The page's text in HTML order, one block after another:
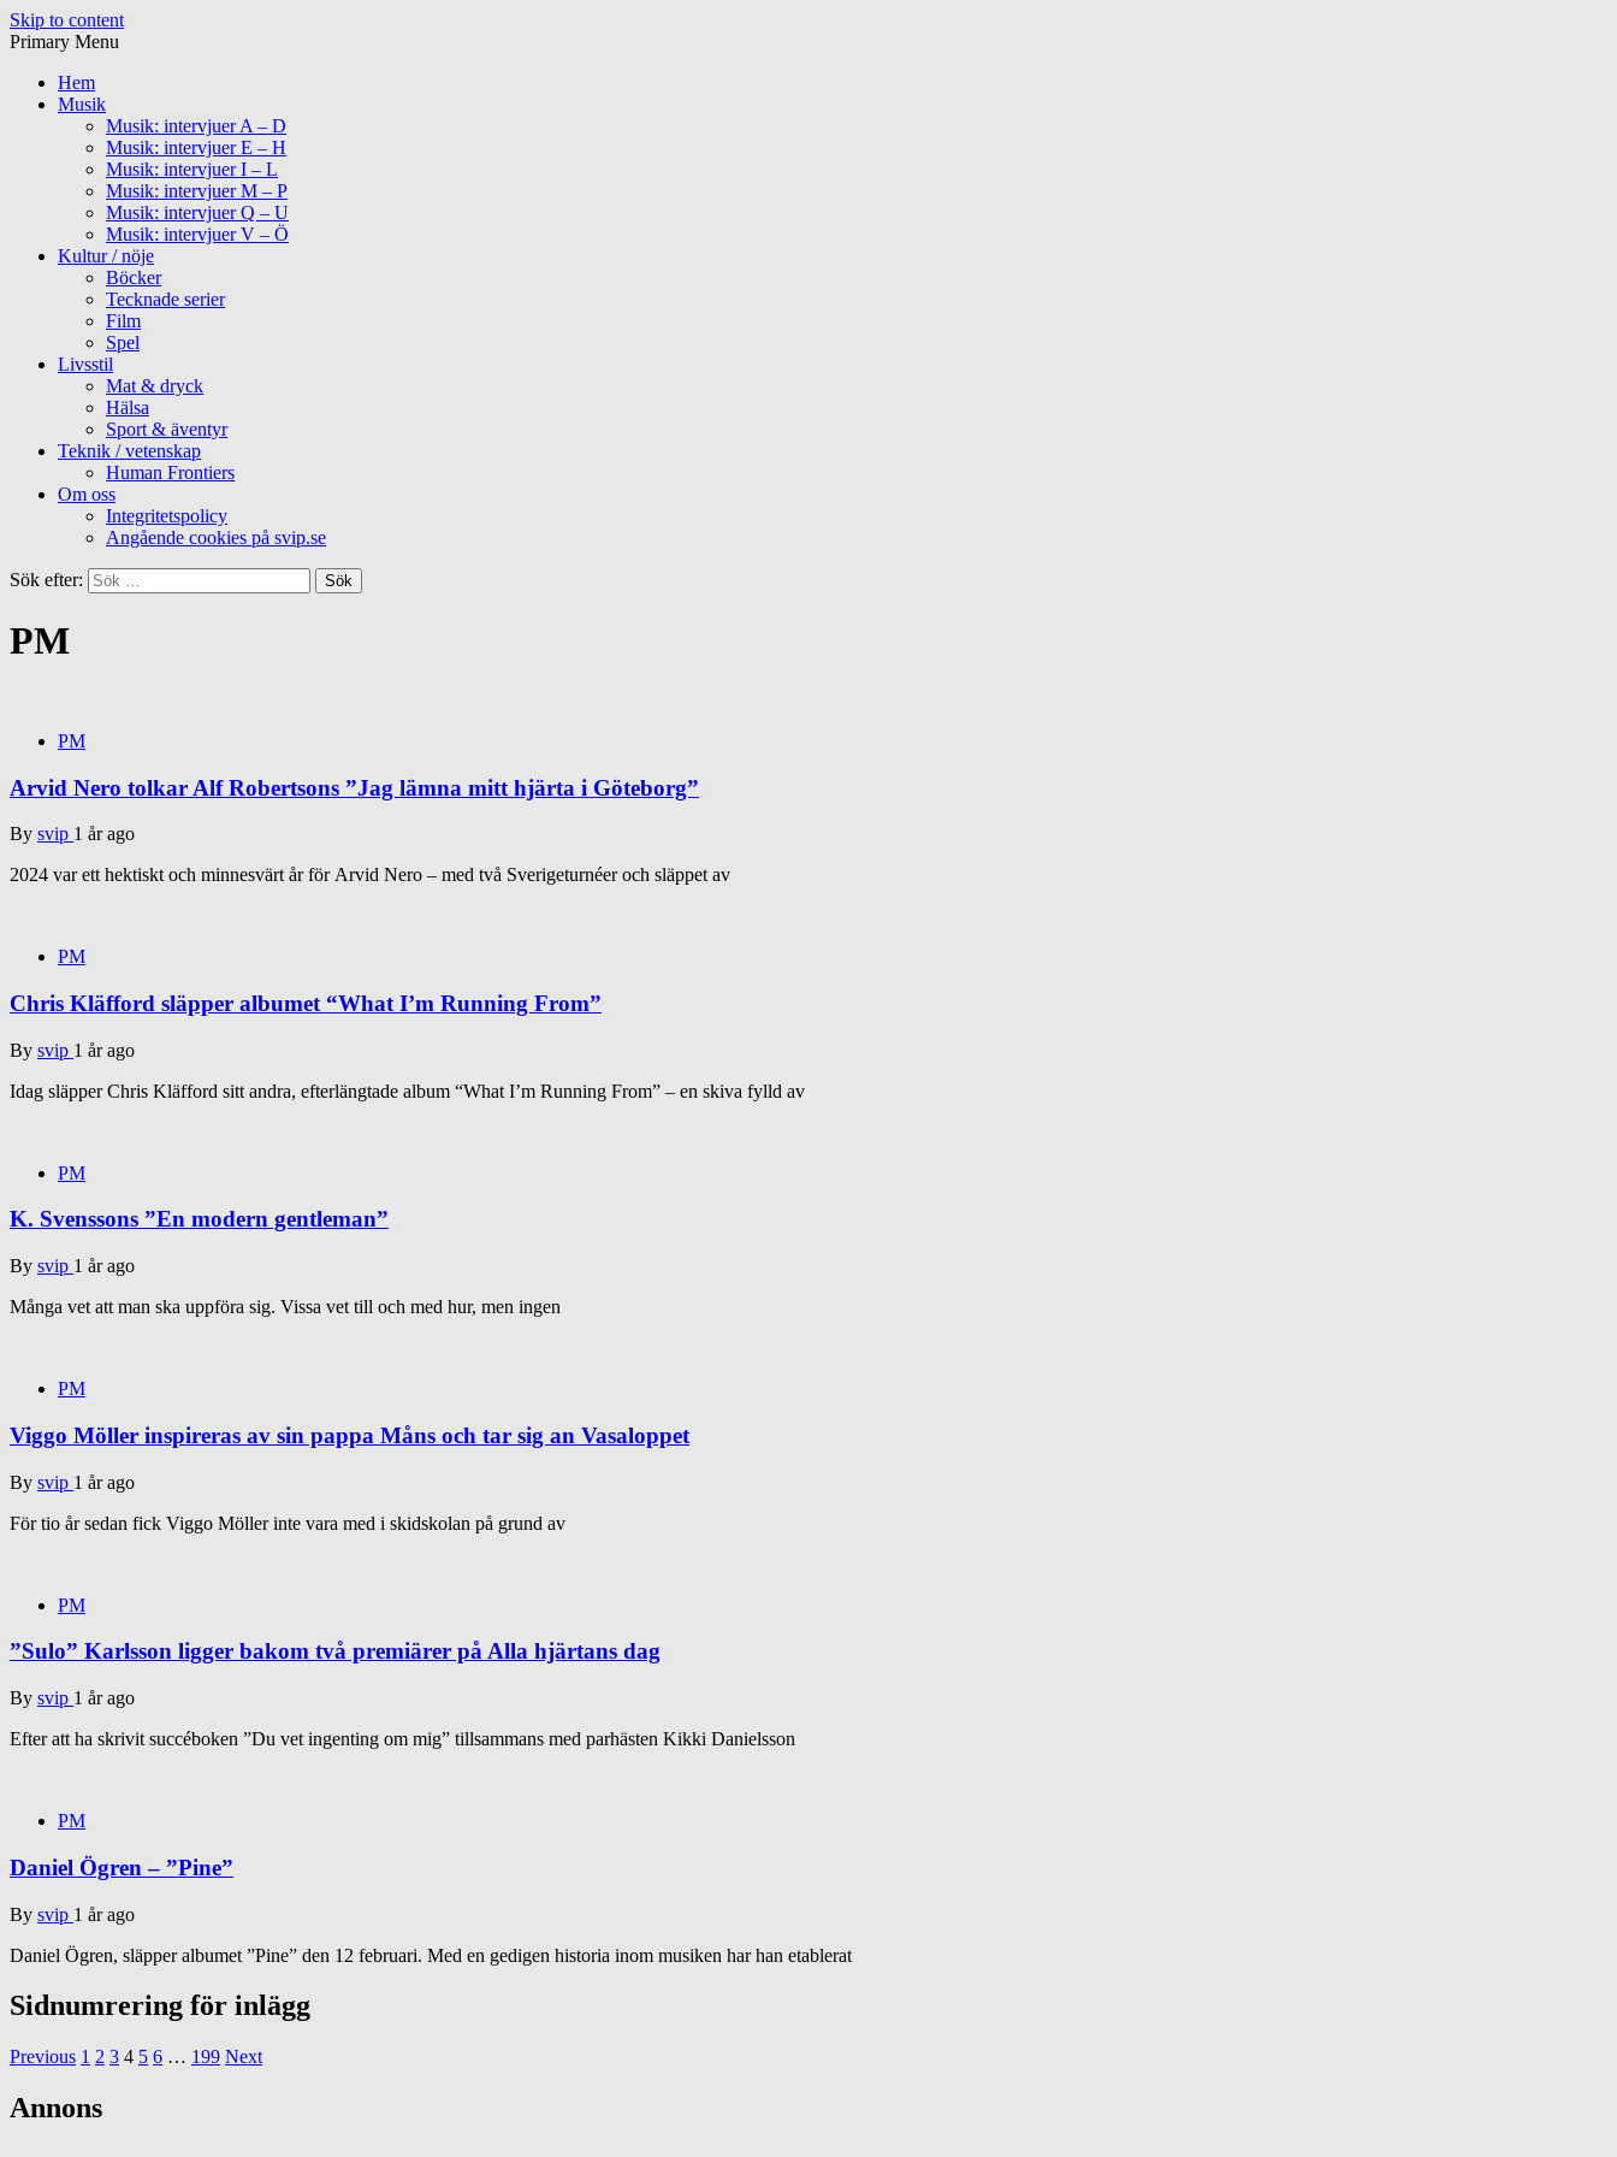
Skip to content
Primary Menu
Hem
Musik
Musik: intervjuer A – D
Musik: intervjuer E – H
Musik: intervjuer I – L
Musik: intervjuer M – P
Musik: intervjuer Q – U
Musik: intervjuer V – Ö
Kultur / nöje
Böcker
Tecknade serier
Film
Spel
Livsstil
Mat & dryck
Hälsa
Sport & äventyr
Teknik / vetenskap
Human Frontiers
Om oss
Integritetspolicy
Angående cookies på svip.se
Sök efter:
PM
PM
Arvid Nero tolkar Alf Robertsons ”Jag lämna mitt hjärta i Göteborg”
By svip 1 år ago
2024 var ett hektiskt och minnesvärt år för Arvid Nero – med två Sverigeturnéer och släppet av
PM
Chris Kläfford släpper albumet “What I’m Running From”
By svip 1 år ago
Idag släpper Chris Kläfford sitt andra, efterlängtade album “What I’m Running From” – en skiva fylld av
PM
K. Svenssons ”En modern gentleman”
By svip 1 år ago
Många vet att man ska uppföra sig. Vissa vet till och med hur, men ingen
PM
Viggo Möller inspireras av sin pappa Måns och tar sig an Vasaloppet
By svip 1 år ago
För tio år sedan fick Viggo Möller inte vara med i skidskolan på grund av
PM
”Sulo” Karlsson ligger bakom två premiärer på Alla hjärtans dag
By svip 1 år ago
Efter att ha skrivit succéboken ”Du vet ingenting om mig” tillsammans med parhästen Kikki Danielsson
PM
Daniel Ögren – ”Pine”
By svip 1 år ago
Daniel Ögren, släpper albumet ”Pine” den 12 februari. Med en gedigen historia inom musiken har han etablerat
Sidnumrering för inlägg
Previous 1 2 3 4 5 6 … 199 Next
Annons